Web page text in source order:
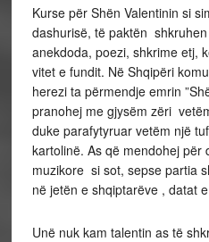
Kurse për Shën Valentinin si
dashurisë, të paktën
anekdoda, poezi, shkrime etj,
vitet e fundit. Në Shqipëri
herezi ta përmendje emrin
pranohej me gjysëm zëri
duke parafytyruar vetëm një
kartolinë. As që mendohej për
muzikore si sot, sepse partia
në jetën e shqiptarëve , datat
Unë nuk kam talentin as të